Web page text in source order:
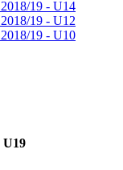
19 - U14
19 - U12
19 - U10